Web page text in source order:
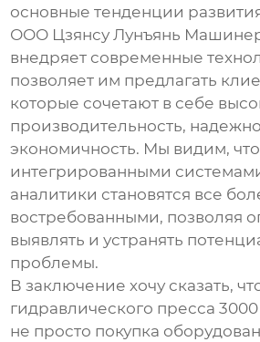
основные тенденции
ООО Цзянсу Лунъянь
внедряет современные
позволяет им предлагать
которые сочетают в себе
производительность,
экономичность. Мы видим,
интегрированными
аналитики становятся все
востребованными, позволяя
выявлять и устранять
проблемы.
В заключение хочу сказать,
гидравлического пресса
не просто покупка